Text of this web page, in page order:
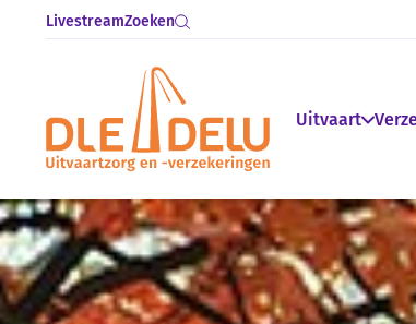
LivestreamZoeken
Uitvaart